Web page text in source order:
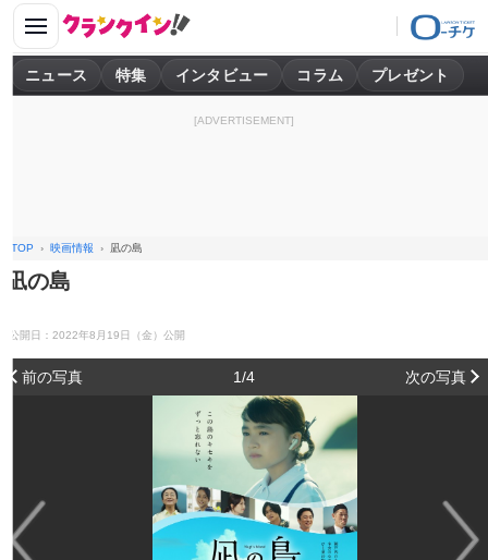
ニュース 特集 インタビュー コラム プレゼント
[ADVERTISEMENT]
TOP 映画情報 凪の島
凪の島
公開日：2022年8月19日（金）公開
前の写真 1/4 次の写真